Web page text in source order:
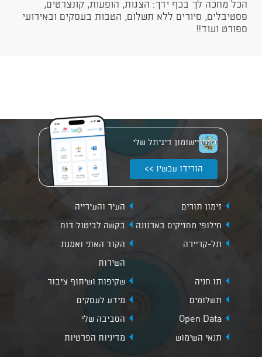
הכל מחכה לך בכף ידך: הצגות, הופעות, קונצרטים,
פסטיבלים, סיורים ללא תשלום, הטבות בעסקים ובאירועי
ספורט ועוד!!
יישומון דיגיתל שלי
הורידו עכשיו >>
זימון תורים
העיר והעירייה
חילופי מחזיקים בארנונה
בקשה לביטול דוח
תל-קריירה
הקוד האתי ואמנת
השירות
תו חניה
שקיפות ושיתוף ציבור
תשלומים
מידע לעסקים
Open Data
הסביבה שלי
תנאי השימוש
מדיניות הפרטיות